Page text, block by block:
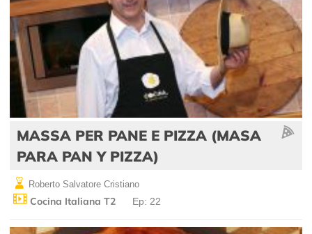
MASSA PER PANE E PIZZA (MASA
PARA PAN Y PIZZA)
Roberto Salvatore Cristiano
Cocina Italiana T2 Ep: 22